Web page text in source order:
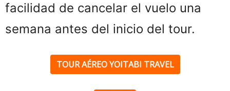
facilidad de cancelar el vuelo una
semana antes del inicio del tour.
TOUR AÉREO YOITABI TRAVEL